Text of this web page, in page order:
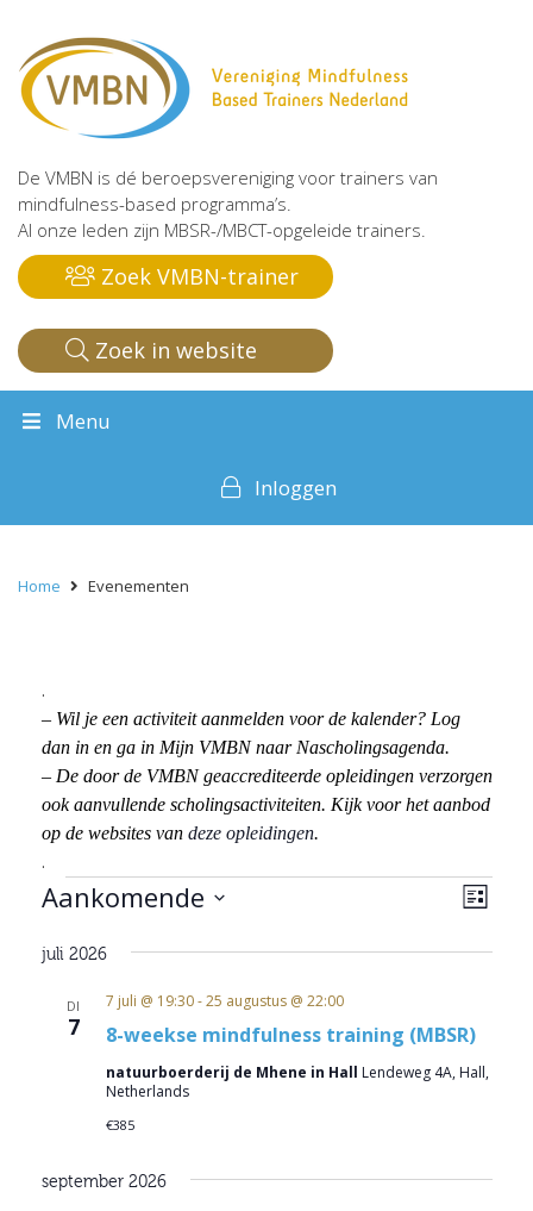
De VMBN is dé beroepsvereniging voor trainers van
mindfulness-based programma’s.
Al onze leden zijn MBSR-/MBCT-opgeleide trainers.
Zoek VMBN-trainer
Zoek in website
Menu
Inloggen
Home Evenementen
.
– Wil je een activiteit aanmelden voor de kalender? Log
dan in en ga in Mijn VMBN naar Nascholingsagenda.
– De door de VMBN geaccrediteerde opleidingen verzorgen
ook aanvullende scholingsactiviteiten. Kijk voor het aanbod
op de websites van deze opleidingen.
.
Evenementen Lijst
Aankomende
een
juli 2026
DI
7 8-weekse mindfulness training (MBSR)
7 juli @ 19:30-25 augustus @ 22:00
natuurboerderij de Mhene in Hall Lendeweg 4A, Hall,
Netherlands
€385
september 2026